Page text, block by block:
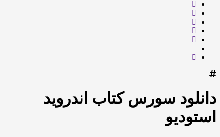
دانلود سورس کتاب اندروید
استودیو